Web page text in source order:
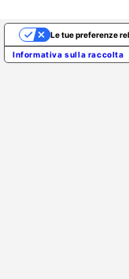
Informativa sulla raccolta
Le tue preferenze